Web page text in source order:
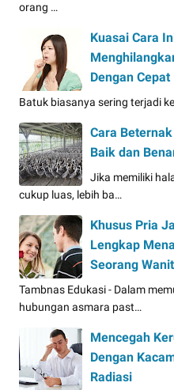
orang …
Kuasai Cara
Dengan Cepat
Batuk biasanya sering terjadi
Cara
Baik dan
Jika memiliki
cukup luas, lebih ba…
Khusus Pria
Lengkap
Seorang
Tambnas Edukasi - Dalam
hubungan asmara past…
Mencegah
Dengan
Radiasi